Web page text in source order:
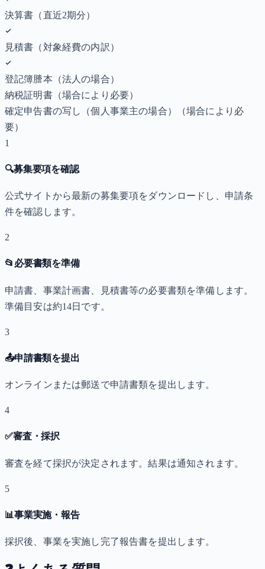
決算書（直近2期分）
見積書（対象経費の内訳）
登記簿謄本（法人の場合）
納税証明書（場合により必要）
確定申告書の写し（個人事業主の場合）
（場合により必
要）
1
🔍募集要項を確認
公式サイトから最新の募集要項をダウンロードし、申請条
件を確認します。
2
📂 必要書類を準備
申請書、事業計画書、見積書等の必要書類を準備します。
準備目安は約14日です。
3
📤申請書類を提出
オンラインまたは郵送で申請書類を提出します。
4
✅審査・採択
審査を経て採択が決定されます。結果は通知されます。
5
📊事業実施・報告
採択後、事業を実施し完了報告書を提出します。